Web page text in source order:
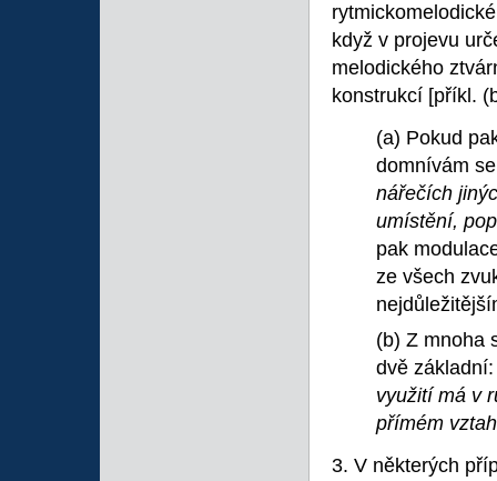
když v projevu
melodického
konstrukcí [příkl.
(a) Pokud
domnívám
nářečích
umístění,
pak
ze všech
(b) Z mnoha
dvě
využití má v
přímém
3. V některých